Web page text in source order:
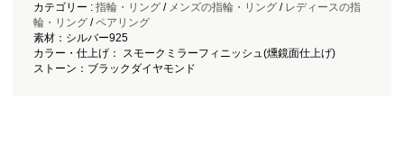
カテゴリー : 指輪・リング/ メンズの指輪・リング/ レディースの指
輪・リング/ペアリング
素材：シルバー925
カラー・仕上げ： スモークミラーフィニッシュ(燻鏡面仕上げ)
ストーン：ブラックダイヤモンド